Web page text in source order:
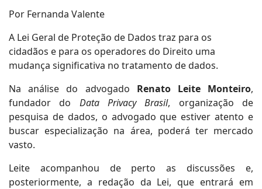
Por Fernanda Valente
A Lei Geral de Proteção de Dados traz para os
cidadãos e para os operadores do Direito uma
mudança significativa no tratamento de dados.
Na análise do advogado Renato Leite Monteiro,
fundador do Data Privacy Brasil, organização de
pesquisa de dados, o advogado que estiver atento e
buscar especialização na área, poderá ter mercado
vasto.
Leite acompanhou de perto as discussões e,
posteriormente, a redação da Lei, que entrará em